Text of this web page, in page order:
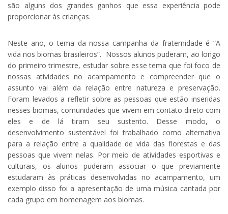
são alguns dos grandes ganhos que essa experiência pode
proporcionar às crianças.
Neste ano, o tema da nossa campanha da fraternidade é “A
vida nos biomas brasileiros”. Nossos alunos puderam, ao longo
do primeiro trimestre, estudar sobre esse tema que foi foco de
nossas atividades no acampamento e compreender que o
assunto vai além da relação entre natureza e preservação.
Foram levados a refletir sobre as pessoas que estão inseridas
nesses biomas, comunidades que vivem em contato direto com
eles e de lá tiram seu sustento. Desse modo, o
desenvolvimento sustentável foi trabalhado como alternativa
para a relação entre a qualidade de vida das florestas e das
pessoas que vivem nelas. Por meio de atividades esportivas e
culturais, os alunos puderam associar o que previamente
estudaram às práticas desenvolvidas no acampamento, um
exemplo disso foi a apresentação de uma música cantada por
cada grupo em homenagem aos biomas.